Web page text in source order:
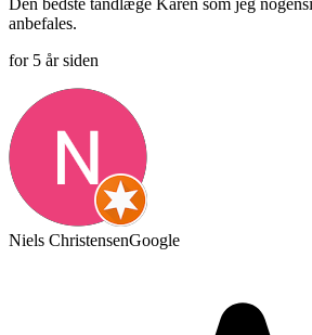
anbefales.
for 5 år siden
Niels ChristensenGoogle